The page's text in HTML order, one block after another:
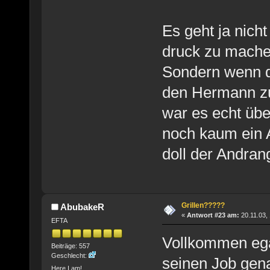
Es geht ja
druck zu
Sondern wenn
den Hermann
war es echt
noch kaum ein
doll der
AbubakeR
EFTA
Beiträge: 557
Geschlecht:
Here I am!
Grillen?????
« Antwort #23 am: 20.11.03,
Vollkommen
seinen Job